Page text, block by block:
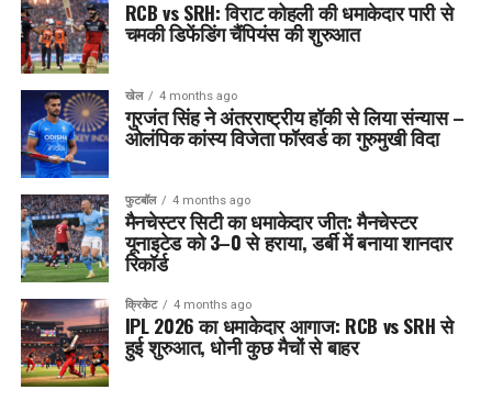
RCB vs SRH: विराट कोहली की धमाकेदार पारी से
चमकी डिफेंडिंग चैंपियंस की शुरुआत
खेल 4 months ago
गुरजंत सिंह ने अंतरराष्ट्रीय हॉकी से लिया संन्यास –
ओलंपिक कांस्य विजेता फॉरवर्ड का गुरुमुखी विदा
फुटबॉल 4 months ago
मैनचेस्टर सिटी का धमाकेदार जीत: मैनचेस्टर
यूनाइटेड को 3–0 से हराया, डर्बी में बनाया शानदार
रिकॉर्ड
क्रिकेट 4 months ago
IPL 2026 का धमाकेदार आगाज: RCB vs SRH से
हुई शुरुआत, धोनी कुछ मैचों से बाहर